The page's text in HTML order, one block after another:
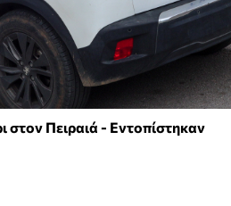
στον Πειραιά - Εντοπίστηκαν